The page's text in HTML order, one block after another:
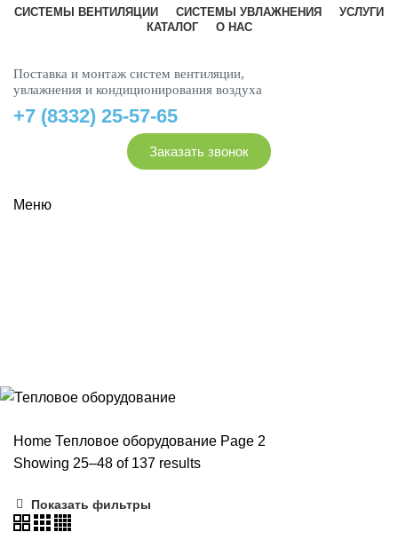
СИСТЕМЫ ВЕНТИЛЯЦИИ СИСТЕМЫ УВЛАЖНЕНИЯ
УСЛУГИ
КАТАЛОГ
О НАС
Поставка и монтаж систем вентиляции,
увлажнения и кондиционирования воздуха
+7 (8332) 25-57-65
Заказать звонок
Меню
КОНДИЦИОНЕРЫ44 ПРОДУКТА
Home Тепловое оборудование Page 2
Showing 25–48 of 137 results
Показать фильтры